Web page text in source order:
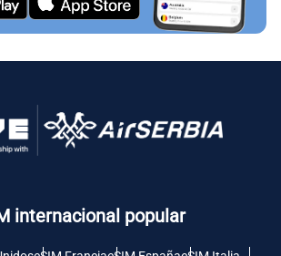
internacional popular